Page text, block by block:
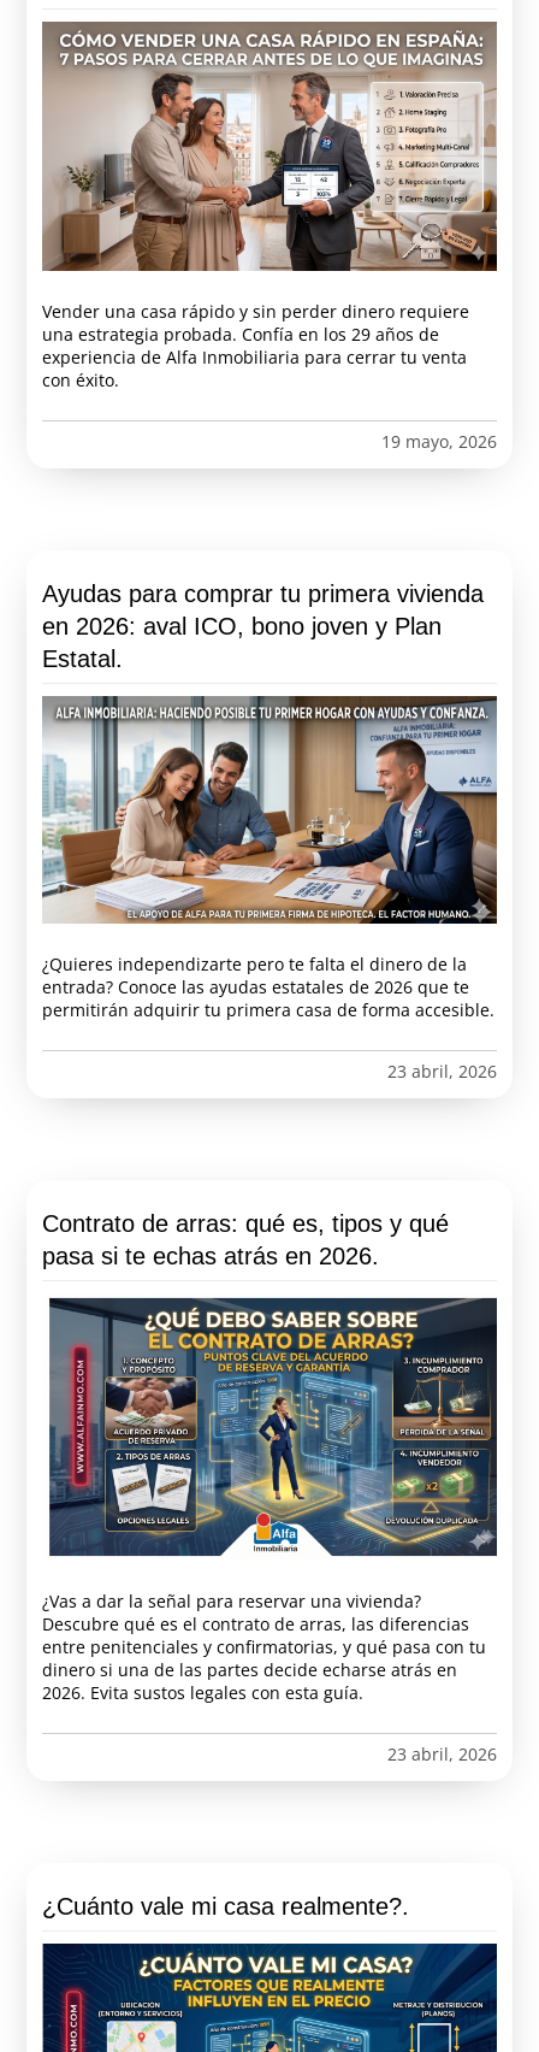
Vender una casa rápido y sin perder dinero requiere
una estrategia probada. Confía en los 29 años de
experiencia de Alfa Inmobiliaria para cerrar tu venta
con éxito.
19 mayo, 2026
Ayudas para comprar tu primera vivienda
en 2026: aval ICO, bono joven y Plan
Estatal.
¿Quieres independizarte pero te falta el dinero de la
entrada? Conoce las ayudas estatales de 2026 que te
permitirán adquirir tu primera casa de forma accesible.
23 abril, 2026
Contrato de arras: qué es, tipos y qué
pasa si te echas atrás en 2026.
¿Vas a dar la señal para reservar una vivienda?
Descubre qué es el contrato de arras, las diferencias
entre penitenciales y confirmatorias, y qué pasa con tu
dinero si una de las partes decide echarse atrás en
2026. Evita sustos legales con esta guía.
23 abril, 2026
¿Cuánto vale mi casa realmente?.